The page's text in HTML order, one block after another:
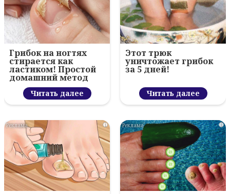
Грибок на ногтях
стирается как
ластиком! Простой
домашний метод
Читать далее
Этот трюк
уничтожает грибок
за 5 дней!
Читать далее
i i